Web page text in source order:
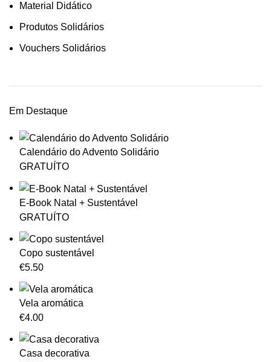
Material Didático
Produtos Solidários
Vouchers Solidários
Em Destaque
Calendário do Advento Solidário
GRATUÍTO
E-Book Natal + Sustentável
GRATUÍTO
Copo sustentável
€5.50
Vela aromática
€4.00
Casa decorativa